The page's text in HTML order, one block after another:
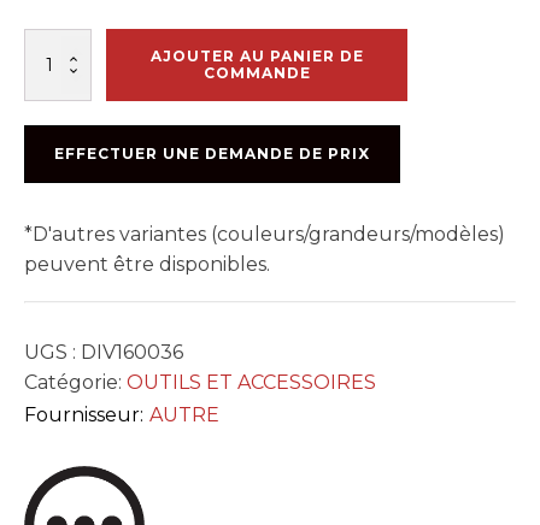
FUSIL
160036
AJOUTER AU PANIER DE
COMMANDE
EFFECTUER UNE DEMANDE DE PRIX
*D'autres variantes (couleurs/grandeurs/modèles)
peuvent être disponibles.
UGS : DIV160036
Catégorie: OUTILS ET ACCESSOIRES
Fournisseur: AUTRE